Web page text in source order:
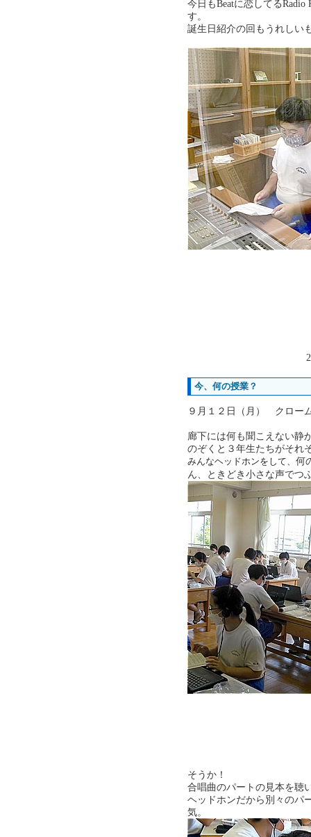
今日もBeatに恋してる
す。
誕生日紹介の回もうれしい
今、何の授業？
９月１２日（月） クロー
廊下には何も聞こえない静
のぞくと３年生たちがそれ
みんなヘッドホンをして、 何
ん、ときどき小さな声でつ
そうか！
合唱曲のパートの見本を聴
ヘッドホンだから別々のパ
気。